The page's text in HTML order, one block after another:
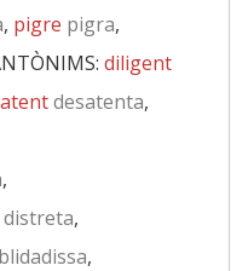
, pigre pigra,
diligent
desatenta,
,
distreta,
,